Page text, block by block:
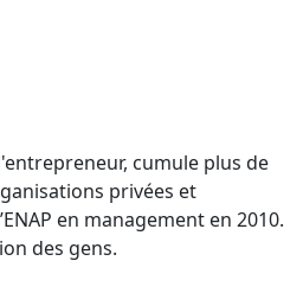
cumule plus de
privées et
en management en 2010.
des gens.